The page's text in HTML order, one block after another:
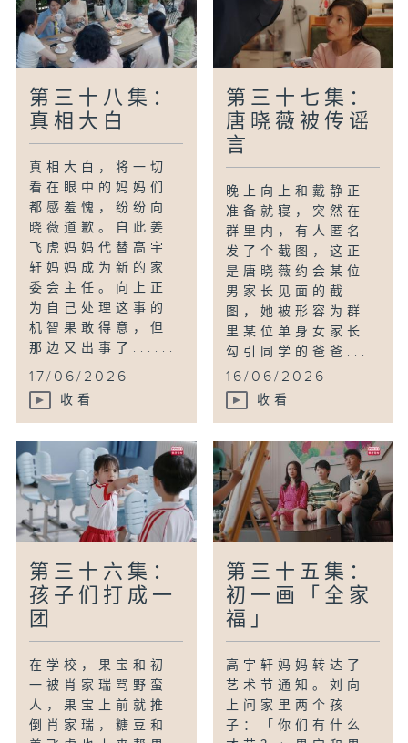
第三十八集：
真相大白
真相大白，将一切
看在眼中的妈妈们
都感羞愧，纷纷向
晓薇道歉。自此姜
飞虎妈妈代替高宇
轩妈妈成为新的家
委会主任。向上正
为自己处理这事的
机智果敢得意，但
那边又出事了......
17/06/2026
收看
第三十七集：
唐晓薇被传谣
言
晚上向上和戴静正
准备就寝，突然在
群里内，有人匿名
发了个截图，这正
是唐晓薇约会某位
男家长见面的截
图，她被形容为群
里某位单身女家长
勾引同学的爸爸...
16/06/2026
收看
第三十六集：
孩子们打成一
团
在学校，果宝和初
一被肖家瑞骂野蛮
人，果宝上前就推
倒肖家瑞，糖豆和
第三十五集：
初一画「全家
福」
高宇轩妈妈转达了
艺术节通知。刘向
上问家里两个孩
子：「你们有什么